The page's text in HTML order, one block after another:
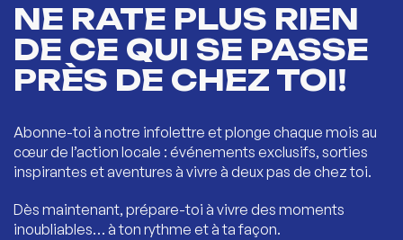
NE RATE PLUS RIEN
DE CE QUI SE PASSE
PRÈS DE CHEZ TOI!
Abonne-toi à notre infolettre et plonge chaque mois au
cœur de l’action locale : événements exclusifs, sorties
inspirantes et aventures à vivre à deux pas de chez toi.
Dès maintenant, prépare-toi à vivre des moments
inoubliables… à ton rythme et à ta façon.